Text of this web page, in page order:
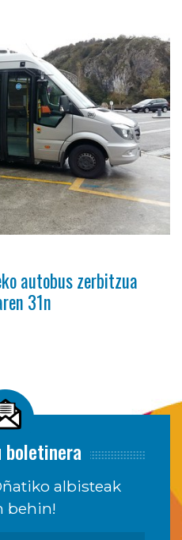
autobus zerbitzua
31n
boletinera
albisteak
behin!